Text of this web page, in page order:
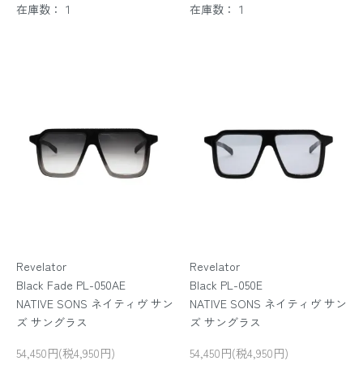
在庫数：１
在庫数：１
Revelator
Black Fade PL-050AE
NATIVE SONS ネイティヴ サン
ズ サングラス
54,450円(税4,950円)
Revelator
Black PL-050E
NATIVE SONS ネイティヴ サン
ズ サングラス
54,450円(税4,950円)